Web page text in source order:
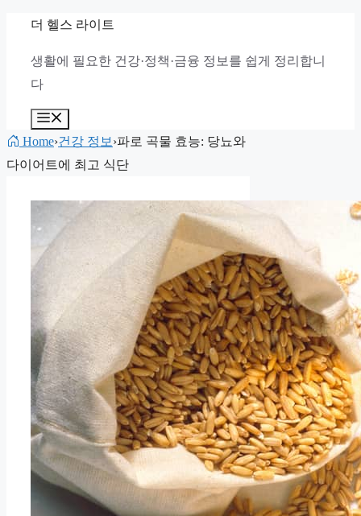
너
뛰
더 헬스 라이트
생활에 필요한 건강·정책·금융 정보를 쉽게 정리합니
다
뉴
Home›건강 정보 ›파로 곡물 효능: 당뇨와
다이어트에 최고 식단